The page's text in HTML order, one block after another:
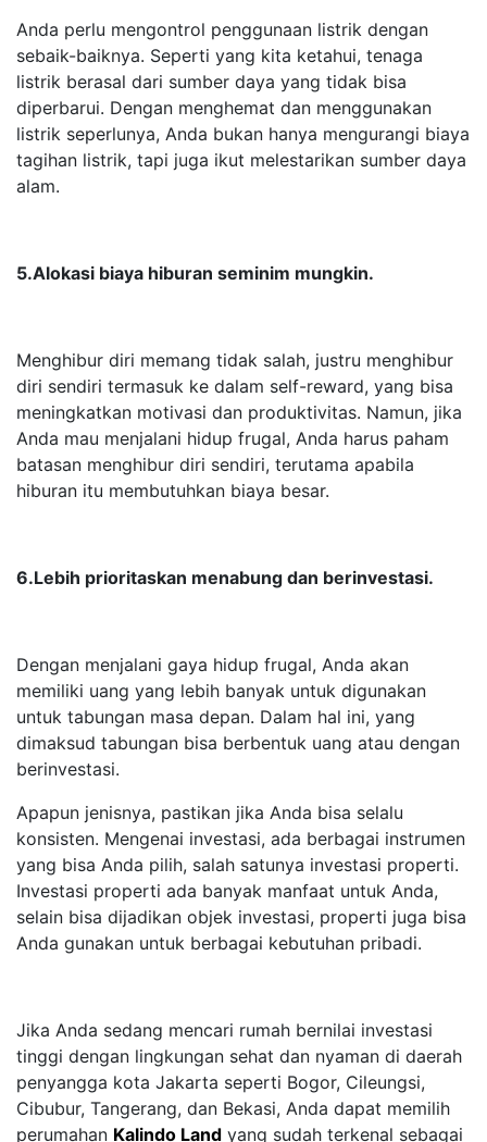
Anda perlu mengontrol penggunaan listrik dengan
sebaik-baiknya. Seperti yang kita ketahui, tenaga
listrik berasal dari sumber daya yang tidak bisa
diperbarui. Dengan menghemat dan menggunakan
listrik seperlunya, Anda bukan hanya mengurangi biaya
tagihan listrik, tapi juga ikut melestarikan sumber daya
alam.
5.Alokasi biaya hiburan seminim mungkin.
Menghibur diri memang tidak salah, justru menghibur
diri sendiri termasuk ke dalam self-reward, yang bisa
meningkatkan motivasi dan produktivitas. Namun, jika
Anda mau menjalani hidup frugal, Anda harus paham
batasan menghibur diri sendiri, terutama apabila
hiburan itu membutuhkan biaya besar.
6.Lebih prioritaskan menabung dan berinvestasi.
Dengan menjalani gaya hidup frugal, Anda akan
memiliki uang yang lebih banyak untuk digunakan
untuk tabungan masa depan. Dalam hal ini, yang
dimaksud tabungan bisa berbentuk uang atau dengan
berinvestasi.
Apapun jenisnya, pastikan jika Anda bisa selalu
konsisten. Mengenai investasi, ada berbagai instrumen
yang bisa Anda pilih, salah satunya investasi properti.
Investasi properti ada banyak manfaat untuk Anda,
selain bisa dijadikan objek investasi, properti juga bisa
Anda gunakan untuk berbagai kebutuhan pribadi.
Jika Anda sedang mencari rumah bernilai investasi
tinggi dengan lingkungan sehat dan nyaman di daerah
penyangga kota Jakarta seperti Bogor, Cileungsi,
Cibubur, Tangerang, dan Bekasi, Anda dapat memilih
perumahan Kalindo Land yang sudah terkenal sebagai